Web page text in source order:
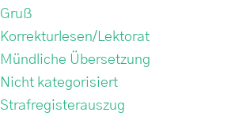
Gruß
Korrekturlesen/Lektorat
Mündliche Übersetzung
Nicht kategorisiert
Strafregisterauszug